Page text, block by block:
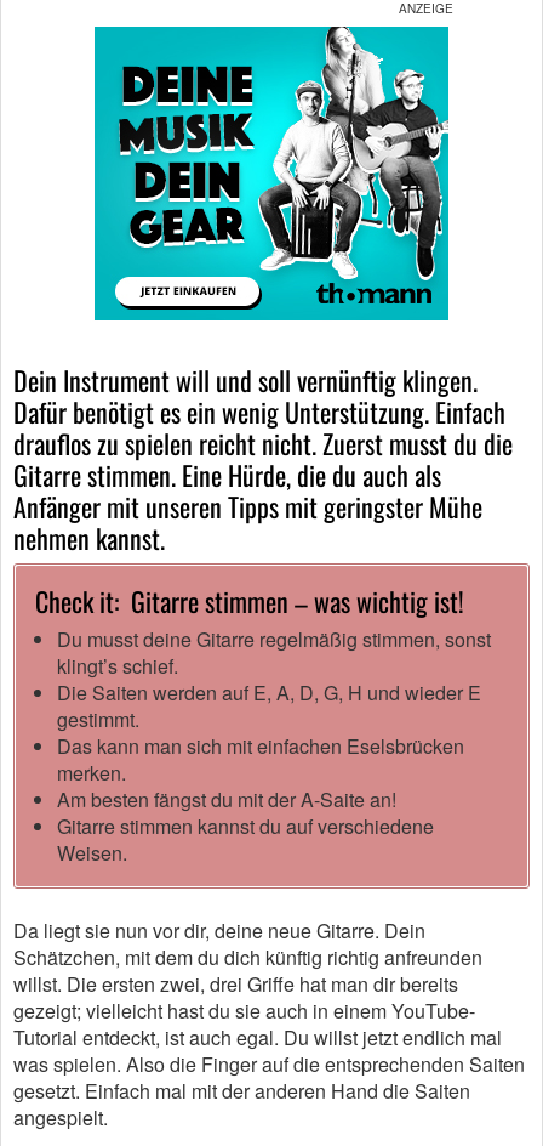
Dein Instrument will und soll vernünftig klingen.
Dafür benötigt es ein wenig Unterstützung. Einfach
drauflos zu spielen reicht nicht. Zuerst musst du die
Gitarre stimmen. Eine Hürde, die du auch als
Anfänger mit unseren Tipps mit geringster Mühe
nehmen kannst.
Check it: Gitarre stimmen – was wichtig ist!
Du musst deine Gitarre regelmäßig stimmen, sonst
klingt’s schief.
Die Saiten werden auf E, A, D, G, H und wieder E
gestimmt.
Das kann man sich mit einfachen Eselsbrücken
merken.
Am besten fängst du mit der A-Saite an!
Gitarre stimmen kannst du auf verschiedene
Weisen.
Da liegt sie nun vor dir, deine neue Gitarre. Dein
Schätzchen, mit dem du dich künftig richtig anfreunden
willst. Die ersten zwei, drei Griffe hat man dir bereits
gezeigt; vielleicht hast du sie auch in einem YouTube-
Tutorial entdeckt, ist auch egal. Du willst jetzt endlich mal
was spielen. Also die Finger auf die entsprechenden Saiten
gesetzt. Einfach mal mit der anderen Hand die Saiten
angespielt.